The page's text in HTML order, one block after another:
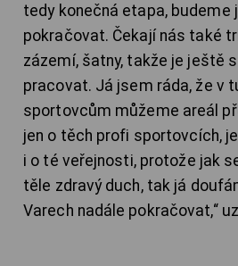
tedy konečná etapa, budeme
pokračovat. Čekají nás také
zázemí, šatny, takže je ještě
pracovat. Já jsem ráda, že v
sportovcům můžeme areál
jen o těch profi sportovcích,
i o té veřejnosti, protože jak
těle zdravý duch, tak já
Varech nadále pokračovat,“